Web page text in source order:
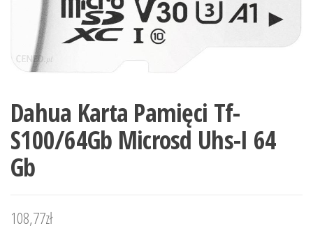
Dahua Karta Pamięci Tf-
S100/64Gb Microsd Uhs-I 64
Gb
108,77zł